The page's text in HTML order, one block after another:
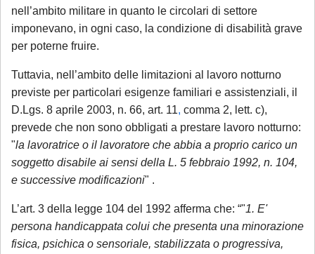
nell’ambito militare in quanto le circolari di settore
imponevano, in ogni caso, la condizione di disabilità grave
per poterne fruire.
Tuttavia, nell’ambito delle limitazioni al lavoro notturno
previste per particolari esigenze familiari e assistenziali, il
D.Lgs. 8 aprile 2003, n. 66, art. 11, comma 2, lett. c),
prevede che non sono obbligati a prestare lavoro notturno:
"la lavoratrice o il lavoratore che abbia a proprio carico un
soggetto disabile ai sensi della L. 5 febbraio 1992, n. 104,
e successive modificazioni" .
L’art. 3 della legge 104 del 1992 afferma che: “"1. E'
persona handicappata colui che presenta una minorazione
fisica, psichica o sensoriale, stabilizzata o progressiva,